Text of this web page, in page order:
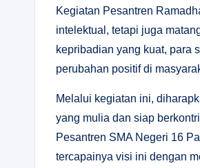
Kegiatan Pesantren
intelektual, tetapi juga
kepribadian yang kuat, para
perubahan positif di
Melalui kegiatan ini,
yang mulia dan siap
Pesantren SMA Negeri 16
tercapainya visi ini dengan